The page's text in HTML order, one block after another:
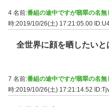
4 名前:番組の途中ですが翡翠の名
時:2019/10/26(土) 17:21:05.00
全世界に顔を晒したい
7 名前:番組の途中ですが翡翠の名
時:2019/10/26(土) 17:21:14.52